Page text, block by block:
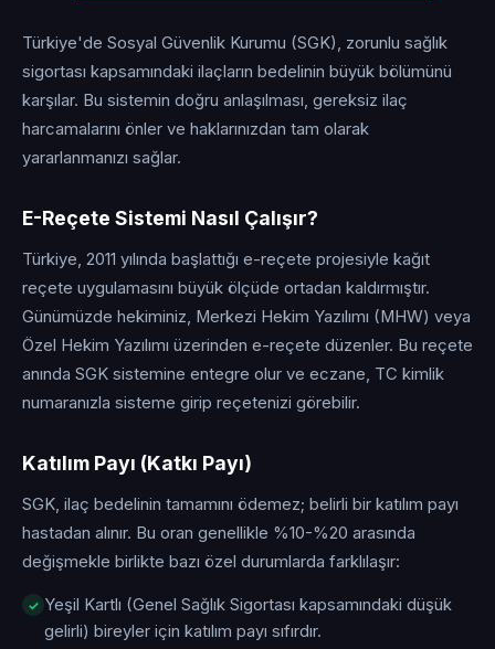
Türkiye'de Sosyal Güvenlik Kurumu (SGK), zorunlu sağlık
sigortası kapsamındaki ilaçların bedelinin büyük bölümünü
karşılar. Bu sistemin doğru anlaşılması, gereksiz ilaç
harcamalarını önler ve haklarınızdan tam olarak
yararlanmanızı sağlar.
E-Reçete Sistemi Nasıl Çalışır?
Türkiye, 2011 yılında başlattığı e-reçete projesiyle kağıt
reçete uygulamasını büyük ölçüde ortadan kaldırmıştır.
Günümüzde hekiminiz, Merkezi Hekim Yazılımı (MHW) veya
Özel Hekim Yazılımı üzerinden e-reçete düzenler. Bu reçete
anında SGK sistemine entegre olur ve eczane, TC kimlik
numaranızla sisteme girip reçetenizi görebilir.
Katılım Payı (Katkı Payı)
SGK, ilaç bedelinin tamamını ödemez; belirli bir katılım payı
hastadan alınır. Bu oran genellikle %10-%20 arasında
değişmekle birlikte bazı özel durumlarda farklılaşır:
Yeşil Kartlı (Genel Sağlık Sigortası kapsamındaki düşük
gelirli) bireyler için katılım payı sıfırdır.